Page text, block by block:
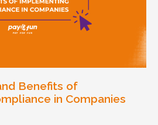
Benefits of
in Companies